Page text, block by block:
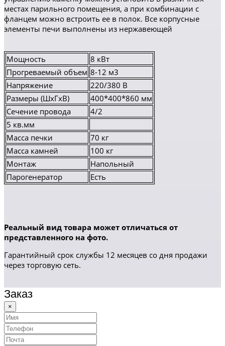
местах парильного помещения, а при комбинации с
фланцем можно встроить ее в полок. Все корпусные
элементы печи выполнены из нержавеющей
Мощность
8 кВт
Прогреваемый объем 8-12 м3
Напряжение
220/380 В
Размеры (ШхГхВ)
400*400*860 мм
Сечение провода
4/2
5 кв.мм
Масса печки
70 кг
Масса камней
100 кг
Монтаж
Напольный
Парогенератор
Есть
Реальный вид товара может отличаться от
представленного на фото.
Гарантийный срок службы 12 месяцев со дня продажи
через торговую сеть.
Заказ
×